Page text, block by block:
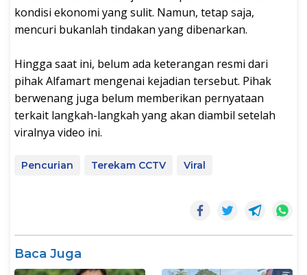
kondisi ekonomi yang sulit. Namun, tetap saja,
mencuri bukanlah tindakan yang dibenarkan.
Hingga saat ini, belum ada keterangan resmi dari
pihak Alfamart mengenai kejadian tersebut. Pihak
berwenang juga belum memberikan pernyataan
terkait langkah-langkah yang akan diambil setelah
viralnya video ini.
Pencurian Terekam CCTV Viral
Baca Juga